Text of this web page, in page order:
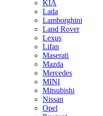
KIA
Lada
Lamborghini
Land Rover
Lexus
Lifan
Maserati
Mazda
Mercedes
MINI
Mitsubishi
Nissan
Opel